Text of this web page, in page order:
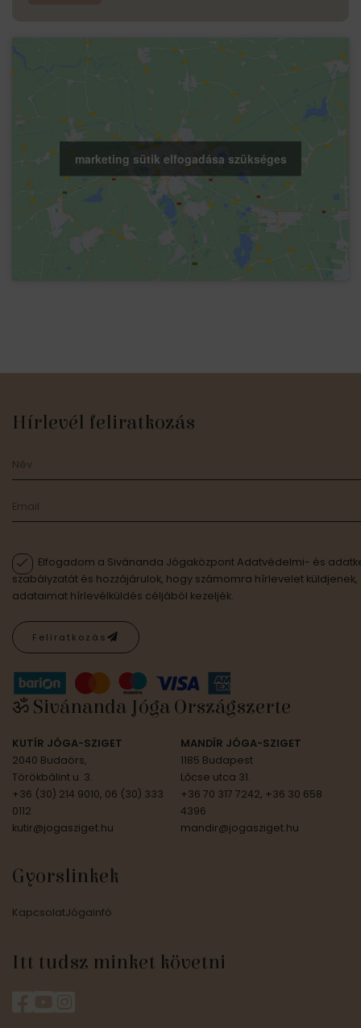
marketing sütik elfogadása szükséges
Hírlevél feliratkozás
Elfogadom a Sivánanda Jógaközpont Adatvédelmi- és
szabályzatát és hozzájárulok, hogy számomra hírlevelet küldjenek,
adataimat hírlevélküldés céljából kezeljék.
Feliratkozás
ॐ Sivánanda Jóga Országszerte
KUTÍR JÓGA-SZIGET
2040 Budaörs,
Törökbálint u. 3.
+36 (30) 214 9010, 06 (30) 333
0112
kutir@jogasziget.hu
MANDÍR JÓGA-SZIGET
1185 Budapest
Lőcse utca 31.
+36 70 317 7242, +36 30 658
4396
mandir@jogasziget.hu
Gyorslinkek
KapcsolatJógainfó
Itt tudsz minket követni